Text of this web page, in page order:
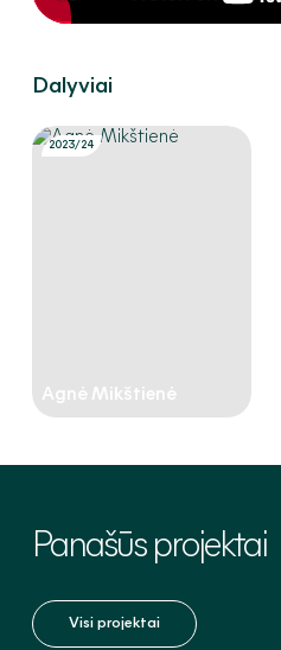
Dalyviai
2023/24
Agnė Mikštienė
Panašūsprojektai
Visi projektai